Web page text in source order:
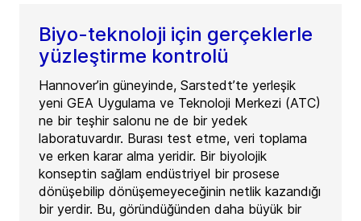
Biyo-teknoloji için gerçeklerle
yüzleştirme kontrolü
Hannover’in güneyinde, Sarstedt’te yerleşik
yeni GEA Uygulama ve Teknoloji Merkezi (ATC)
ne bir teşhir salonu ne de bir yedek
laboratuvardır. Burası test etme, veri toplama
ve erken karar alma yeridir. Bir biyolojik
konseptin sağlam endüstriyel bir prosese
dönüşebilip dönüşemeyeceğinin netlik kazandığı
bir yerdir. Bu, göründüğünden daha büyük bir